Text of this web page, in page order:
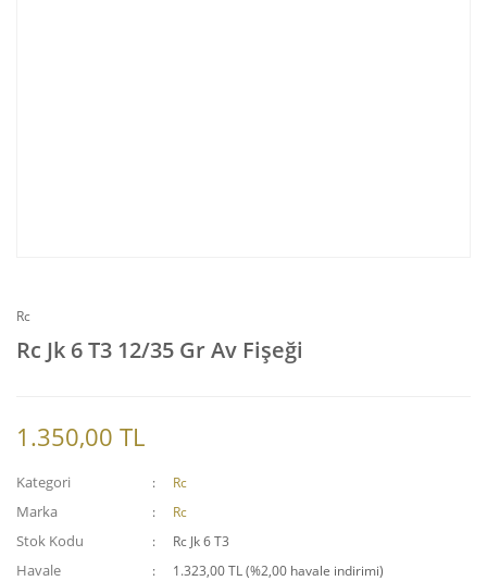
Rc
Rc Jk 6 T3 12/35 Gr Av Fişeği
1.350,00 TL
Kategori Rc
Marka Rc
Stok Kodu Rc Jk 6 T3
Havale 1.323,00 TL (%2,00 havale indirimi)